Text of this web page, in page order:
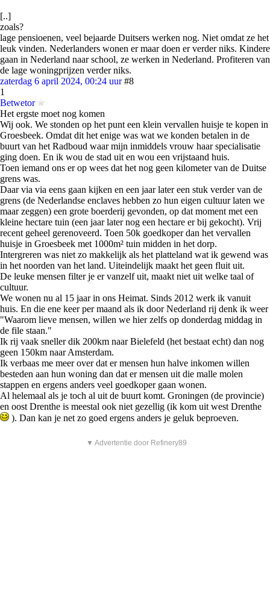
[..]
zoals?
lage pensioenen, veel bejaarde Duitsers werken nog. Niet omdat ze het
leuk vinden. Nederlanders wonen er maar doen er verder niks. Kindere
gaan in Nederland naar school, ze werken in Nederland. Profiteren van
de lage woningprijzen verder niks.
zaterdag 6 april 2024, 00:24 uur #8
1
Betwetor
Het ergste moet nog komen
Wij ook. We stonden op het punt een klein vervallen huisje te kopen in
Groesbeek. Omdat dit het enige was wat we konden betalen in de
buurt van het Radboud waar mijn inmiddels vrouw haar specialisatie
ging doen. En ik wou de stad uit en wou een vrijstaand huis.
Toen iemand ons er op wees dat het nog geen kilometer van de Duitse
grens was.
Daar via via eens gaan kijken en een jaar later een stuk verder van de
grens (de Nederlandse enclaves hebben zo hun eigen cultuur laten we
maar zeggen) een grote boerderij gevonden, op dat moment met een
kleine hectare tuin (een jaar later nog een hectare er bij gekocht). Vrij
recent geheel gerenoveerd. Toen 50k goedkoper dan het vervallen
huisje in Groesbeek met 1000m² tuin midden in het dorp.
Intergreren was niet zo makkelijk als het platteland wat ik gewend was
in het noorden van het land. Uiteindelijk maakt het geen fluit uit.
De leuke mensen filter je er vanzelf uit, maakt niet uit welke taal of
cultuur.
We wonen nu al 15 jaar in ons Heimat. Sinds 2012 werk ik vanuit
huis. En die ene keer per maand als ik door Nederland rij denk ik weer
"Waarom lieve mensen, willen we hier zelfs op donderdag middag in
de file staan."
Ik rij vaak sneller dik 200km naar Bielefeld (het bestaat echt) dan nog
geen 150km naar Amsterdam.
Ik verbaas me meer over dat er mensen hun halve inkomen willen
besteden aan hun woning dan dat er mensen uit die malle molen
stappen en ergens anders veel goedkoper gaan wonen.
Al helemaal als je toch al uit de buurt komt. Groningen (de provincie)
en oost Drenthe is meestal ook niet gezellig (ik kom uit west Drenthe
). Dan kan je net zo goed ergens anders je geluk beproeven.
▼ Advertentie door Refinery89